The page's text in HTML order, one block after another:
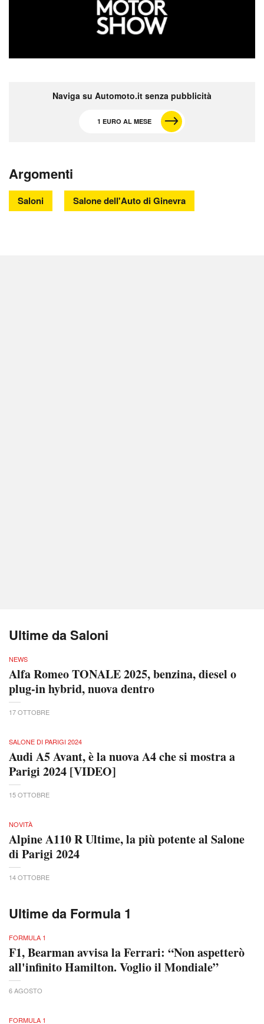
Naviga su Automoto.it senza pubblicità
1 EURO AL MESE
Argomenti
Saloni Salone dell'Auto di Ginevra
Ultime da Saloni
NEWS
Alfa Romeo TONALE 2025, benzina, diesel o
plug-in hybrid, nuova dentro
17 OTTOBRE
SALONE DI PARIGI 2024
Audi A5 Avant, è la nuova A4 che si mostra a
Parigi 2024 [VIDEO]
15 OTTOBRE
NOVITÀ
Alpine A110 R Ultime, la più potente al Salone
di Parigi 2024
14 OTTOBRE
Ultime da Formula 1
FORMULA 1
F1, Bearman avvisa la Ferrari: “Non aspetterò
all'infinito Hamilton. Voglio il Mondiale”
6 AGOSTO
FORMULA 1